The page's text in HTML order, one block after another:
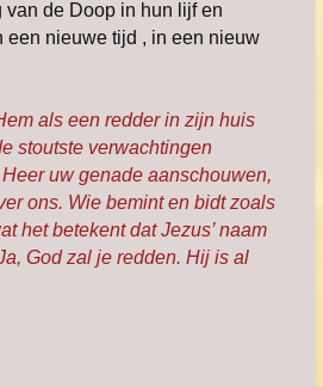
van de Doop in hun lijf en
nieuwe tijd , in een nieuw
als een redder in zijn huis
stoutste verwachtingen
uw genade aanschouwen,
ons. Wie bemint en bidt zoals
het betekent dat Jezus’ naam
God zal je redden. Hij is al